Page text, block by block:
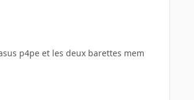
p4pe et les deux barettes mem